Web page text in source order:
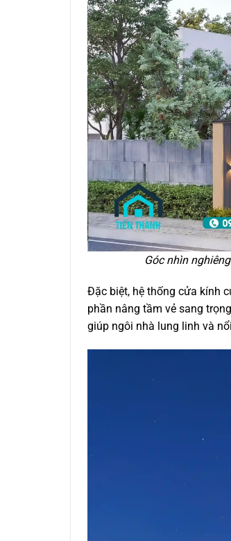
Góc nhìn
Đặc biệt, hệ thống cửa kính
phần nâng tầm vẻ sang
giúp ngôi nhà lung linh và